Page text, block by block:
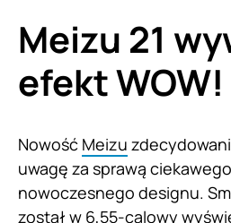
Meizu 21
efekt WOW!
Nowość Meizu
uwagę za sprawą
nowoczesnego designu.
został w 6,55-calowy